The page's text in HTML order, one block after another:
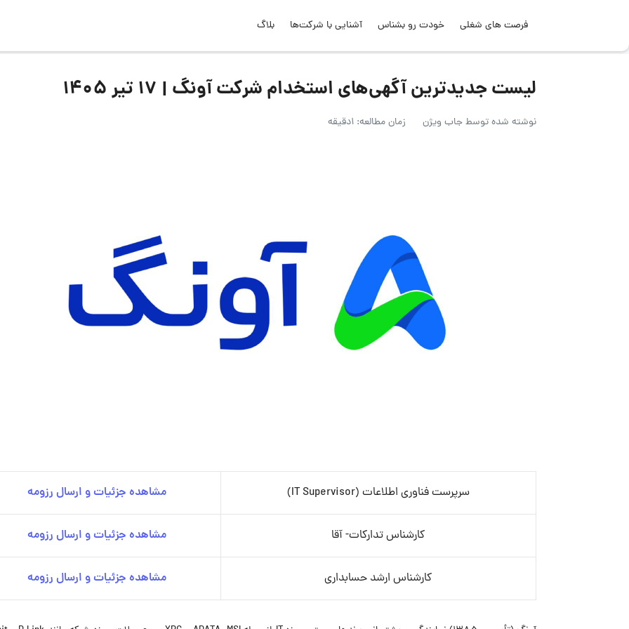
فرصت های شغلی خودت رو بشناس آشنایی با شرکت‌ها بلاگ
لیست جدیدترین آگهی‌های استخدام شرکت آونگ | ۱۷ تیر ۱۴۰۵
نوشته شده توسطجاب ویژن زمان مطالعه: 1دقیقه
سرپرست فناوری اطلاعات (IT Supervisor) مشاهده جزئیات و ارسال رزومه
کارشناس تدارکات- آقا مشاهده جزئیات و ارسال رزومه
کارشناس ارشد حسابداری مشاهده جزئیات و ارسال رزومه